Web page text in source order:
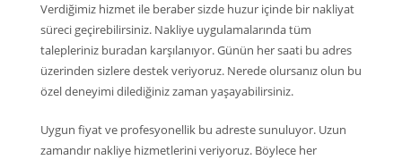
Verdiğimiz hizmet ile beraber sizde huzur içinde bir nakliyat
süreci geçirebilirsiniz. Nakliye uygulamalarında tüm
talepleriniz buradan karşılanıyor. Günün her saati bu adres
üzerinden sizlere destek veriyoruz. Nerede olursanız olun bu
özel deneyimi dilediğiniz zaman yaşayabilirsiniz.
Uygun fiyat ve profesyonellik bu adreste sunuluyor. Uzun
zamandır nakliye hizmetlerini veriyoruz. Böylece her